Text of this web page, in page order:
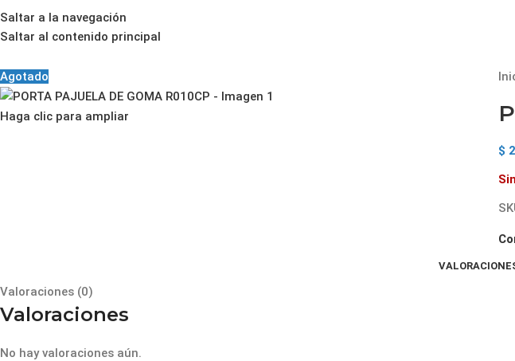
Saltar a la navegación
Saltar al contenido principal
Agotado
Haga clic para ampliar
$
Valoraciones (0)
Valoraciones
No hay valoraciones aún.